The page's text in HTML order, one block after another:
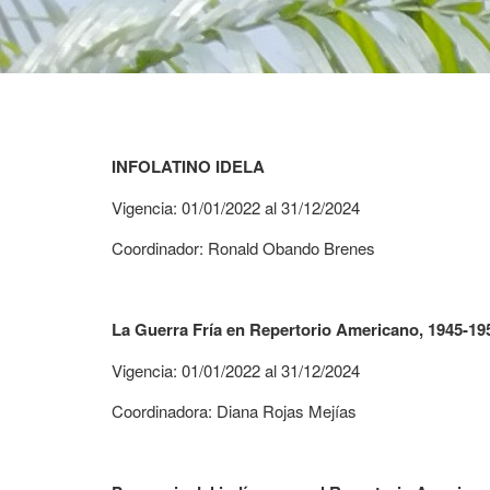
INFOLATINO IDELA
Vigencia: 01/01/2022 al 31/12/2024
Coordinador: Ronald Obando Brenes
La Guerra Fría en Repertorio Americano, 1945-
Vigencia: 01/01/2022 al 31/12/2024
Coordinadora: Diana Rojas Mejías